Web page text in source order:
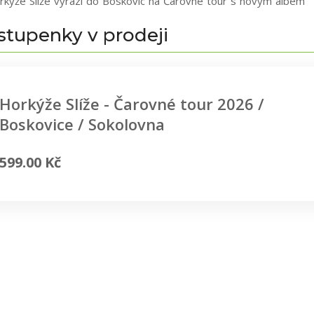
v prodeji
Horkýže Slíže - Čarovné tour 2026 /
Boskovice / Sokolovna
599.00 Kč